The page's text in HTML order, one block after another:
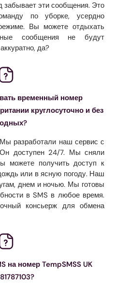
забывает эти сообщения. Это
по уборке, усердно
Вы можете отдыхать
сообщения не будут
да?
временный номер
круглосуточно и без
разработали наш сервис с
доступен 24/7. Мы сняли
можете получить доступ к
или в ясную погоду. Наш
днем ​​и ночью. Мы готовы
в SMS в любое время.
консьерж для обмена
на номер TempSMSS UK